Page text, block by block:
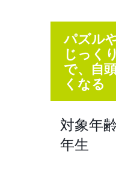
パズル
じっく
で、自
くなる
対象年
年生